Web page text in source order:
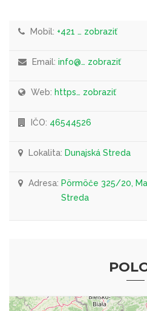
Mobil: +421 … zobraziť
Email: info@… zobraziť
Web: https… zobraziť
IČO: 46544526
Lokalita: Dunajská Streda
Adresa: Pörmöče 325/20,
Streda